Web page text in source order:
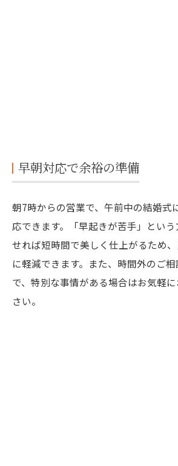
早朝対応で余裕の準備
朝7時からの営業で、午前中の結婚式
応できます。「早起きが苦手」とい
せれば短時間で美しく仕上がるため
に軽減できます。また、時間外のご
で、特別な事情がある場合はお気軽
さい。